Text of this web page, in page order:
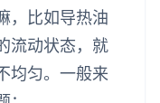
，比如导热油
流动状态，就
均匀。一般来